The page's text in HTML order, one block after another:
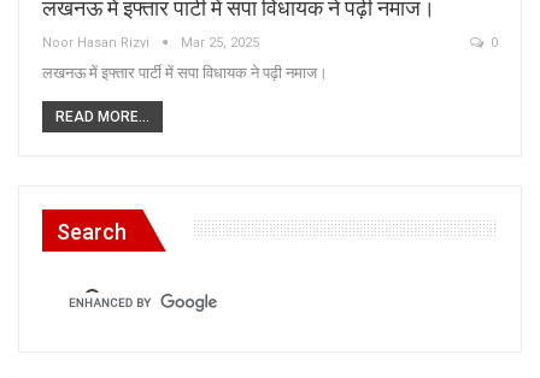
लखनऊ में इफ्तार पार्टी में सपा विधायक ने पढ़ी नमाज।
Noor Hasan Rizvi Mar 25, 2025 0
लखनऊ में इफ्तार पार्टी में सपा विधायक ने पढ़ी नमाज।
READ MORE...
Search